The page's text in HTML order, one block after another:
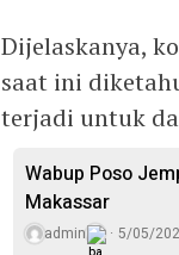
Dijelaskanya,
saat ini
terjadi untuk
Wabup Poso
Makassar
admin 5/05/